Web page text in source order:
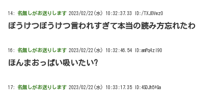
14: 名無しがお送りします 2023/02/22(水) 10:32:37.33 ID:/TXJOVwz0
ぼうけつぼうけつ言われすぎて本当の読み方忘れたわ
16: 名無しがお送りします 2023/02/22(水) 10:32:46.54 ID:amPq4zl90
ほんまおっぱい吸いたい?
17: 名無しがお送りします 2023/02/22(水) 10:33:17.35 ID:4SDJh5+Qa